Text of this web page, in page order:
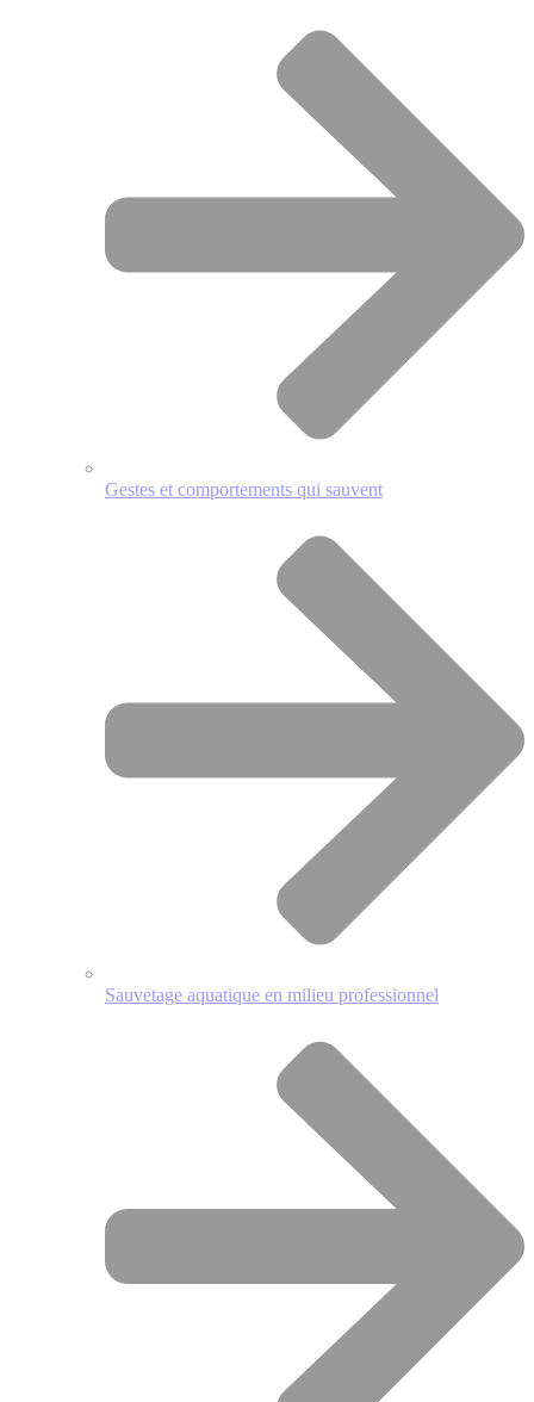
Gestes et comportements qui sauvent
Sauvetage aquatique en milieu professionnel